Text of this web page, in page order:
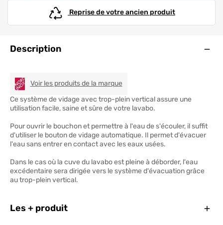
Reprise de votre ancien produit
Description
Voir les produits de la marqueNORD INOX
Ce système de vidage avec trop-plein vertical assure une
utilisation facile, saine et sûre de votre lavabo.
Pour ouvrir le bouchon et permettre à l'eau de s'écouler, il suffit
d'utiliser le bouton de vidage automatique. Il permet d'évacuer
l'eau sans entrer en contact avec les eaux usées.
Dans le cas où la cuve du lavabo est pleine à déborder, l'eau
excédentaire sera dirigée vers le système d'évacuation grâce
au trop-plein vertical.
Les + produit